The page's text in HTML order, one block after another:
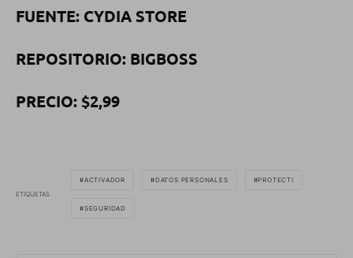
FUENTE: CYDIA STORE
REPOSITORIO: BIGBOSS
PRECIO: $2,99
ETIQUETAS
ACTIVADOR DATOS PERSONALES PROTECTI
SEGURIDAD